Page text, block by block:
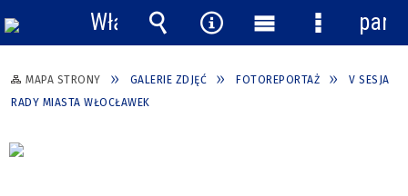
MAPA STRONY GALERIE ZDJĘĆ FOTOREPORTAŻ
V SESJA
RADY MIASTA WŁOCŁAWEK
Włącz
powiadomienia
Wyszukiwarka
Narzędzia
Menu
główne
Menu
panel